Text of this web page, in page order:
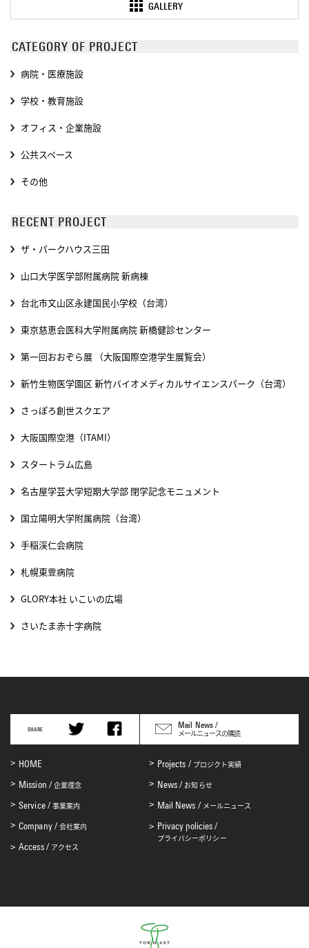
GALLERY
CATEGORY OF PROJECT
病院・医療施設
学校・教育施設
オフィス・企業施設
公共スペース
その他
RECENT PROJECT
ザ・パークハウス三田
山口大学医学部附属病院 新病棟
台北市文山区永建国民小学校（台湾）
東京慈恵会医科大学附属病院 新橋健診センター
第一回おおぞら展 （大阪国際空港学生展覧会）
新竹生物医学園区 新竹バイオメディカルサイエンスパーク（台湾）
さっぽろ創世スクエア
大阪国際空港（ITAMI）
スタートラム広島
名古屋学芸大学短期大学部 閉学記念モニュメント
国立陽明大学附属病院（台湾）
手稲渓仁会病院
札幌東豊病院
GLORY本社 いこいの広場
さいたま赤十字病院
SHARE Mail News /
メールニュースの購読
HOME
Mission / 企業理念
Service / 事業案内
Company / 会社案内
Access / アクセス
Projects / プロジクト実績
News / お知らせ
Mail News / メールニュース
Privacy policies /
プライバシーポリシー